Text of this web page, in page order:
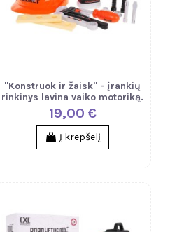
"Konstruok ir žaisk" - įrankių
rinkinys lavina vaiko motoriką.
19,00 €
Į krepšelį